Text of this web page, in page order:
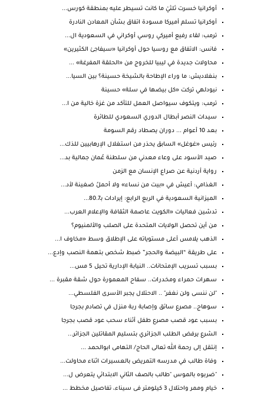
أوكرانيا خسرت ثلثيْ ما كانت تسيطر عليه بمنطقة كورس...
أوكرانيا تسلم أميركا مسودة اتفاق بشأن المعادن النادرة
ترمب: لقاء رفيع أميركي روسي أوكراني في السعودية ال...
فانس: الاتفاق مع روسيا حول أوكرانيا «سيفاجئ الكثيرين»
محاولات جديدة في ليبيا للخروج من «الحلقة المفرغة» ...
بنغلاديش: ما وراء الإطاحة بالشيخة حسينة؟ بين السيا...
نيودلهي تركت «كل بيضها في سلة» حسينة
ترمب: ويتكوف سيواصل العمل للتأكد من غزة خالية من ا...
سيدات النصر أبطال الدوري السعودي للطائرة
بعد 10 أعوام ... دوران يصطاد رقم السومة
رئيس «غوغل» السابق يحذر من استغلال الإرهابيين للذك...
صيد الأسود على وعاء معدني من سلطنة عُمان جمالية بد...
رواية أردنية عن صراع الإنسان مع الزمن
الغذامي: أعيش في «بيت من نساء» ولا أحملُ ضغينة لأد...
الميزانية السعودية في الربع الرابع: إيرادات بـ80.7...
تدشين فعاليات «الكويت عاصمة الثقافة والإعلام العرب...
من أين تحصل الولايات المتحدة على الصلب والألمنيوم؟
الذهب يلامس أعلى مستوياته على الإطلاق وسط «مخاوف ا...
على طريقة “البيضة والحجر” ضبط شخص بتهمة النصب وإدع...
بسبب تسريب الإمتحانات.. النيابة الإدارية تحيل 5 مس...
سهرات حمراء ومخدرات.. سفاح المعمورة حول شقة مقبرة ...
"لن ننسى ولن نغفر" .. الاحتلال يجبر الأسرى الفلسطي...
سوهاج.. مصرع سائق وإصابة ربة منزل في تصادم بجرجا
بسبب عود قصب مصرع طفل أثناء سحب عود قصب بجرجا
الشرع يرفض الطلب الجزائري بتسليم المقاتلين الجزائر...
إنتقل إلى رحمة الله تعالى الحاج/ التهامى ابوالحمد ...
وفاة طالب في مدرسه التمريض بالعسيرات اثناء محاولت...
"ضربوه بالموس "طالب بالصف الثاني الابتدائي يتعرض ل...
خيام وممر واحتلال 3 كيلومتر فى سيناء، تفاصيل مخطط ...